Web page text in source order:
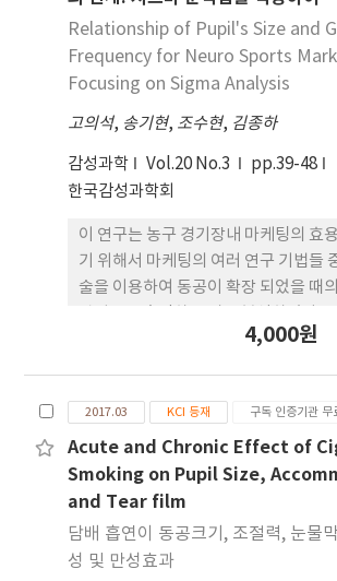
도·고도 근시 그룹으로 분류하여 동공
하였다. 근시도와 동공크기의 상관관
correlation으로 분석하였으며, 유의
로 하였다. 결과: 소프트 콘택트렌즈로
시안의 동공크기는 조도가 증가할수록
하였다 (p<0.05). 중등도･고도 근시안
경도 근시안보다 큰 것으로 나타났지
든 조도에 서 동공크기는 굴절이상도와
는 것으로 나타났다(p >0.05). 소프트
굴절교정 후 경 도 근시안의 동공크기
과 차이가 없었으나(p >0.05), 중등도
에서는 유의하게 감 소하였다
박명시 상태에서 중등도･고도 근시안
이 결과는 멀티포컬 콘택트렌즈 설계
자료가 될 것으로 사료된다.
Relationship of Pupil's Size and
Frequency for Neuro Sports
Focusing on Sigma Analysis
고의석, 송기현, 조수현, 김종하
감성과학 Vol.20 No.3
pp.39-48
한국감성과학회
이 연구는 농구 경기장내 마케팅의 효
기 위해서 마케팅의 여러 연구 기법들
술을 이용하여 동공이 확장 되었을 때
장된 구간을 산출하기 위해 유효테이
마의 상위 0.135%일 때의 구간별 데이
데이터를 주시 빈도에 따른 변곡점으로
석하였다. 또한 전체 유효 데이터와 동
의미하게 커졌다고 판단되는 범위들 간
분석하였다. 그 결과 가장 시선이 많이
동공이 크기가 유의미하게 커진 부분은
4,000원
2017.03 KCI 등재 구독 인증기관
Acute and Chronic Effect of
Smoking on Pupil Size,
and Tear film
담배 흡연이 동공크기, 조절력, 눈물
성 및 만성효과